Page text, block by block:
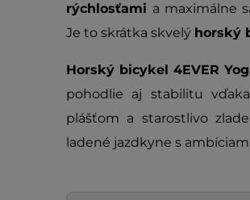
rýchlosťami a maximálne
Je to skrátka skvelý horský
Horský bicykel 4EVER
pohodlie aj stabilitu
plášťom a starostlivo
ladené jazdkyne s